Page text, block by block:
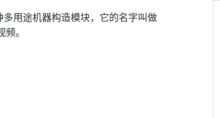
用途机器构造模块，它的名字叫做
。